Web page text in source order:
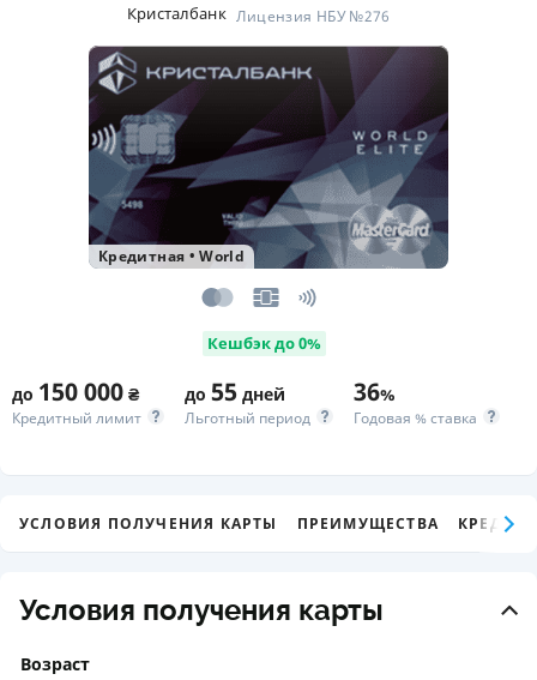
Кристалбанк Лицензия НБУ №276
Кредитная •World
Кешбэк до 0%
до 150 000 ₴
Кредитный лимит
до 55 дней
Льготный период
36%
Годовая % ставка
УСЛОВИЯ ПОЛУЧЕНИЯ КАРТЫ ПРЕИМУЩЕСТВА
Условия получения карты
Возраст